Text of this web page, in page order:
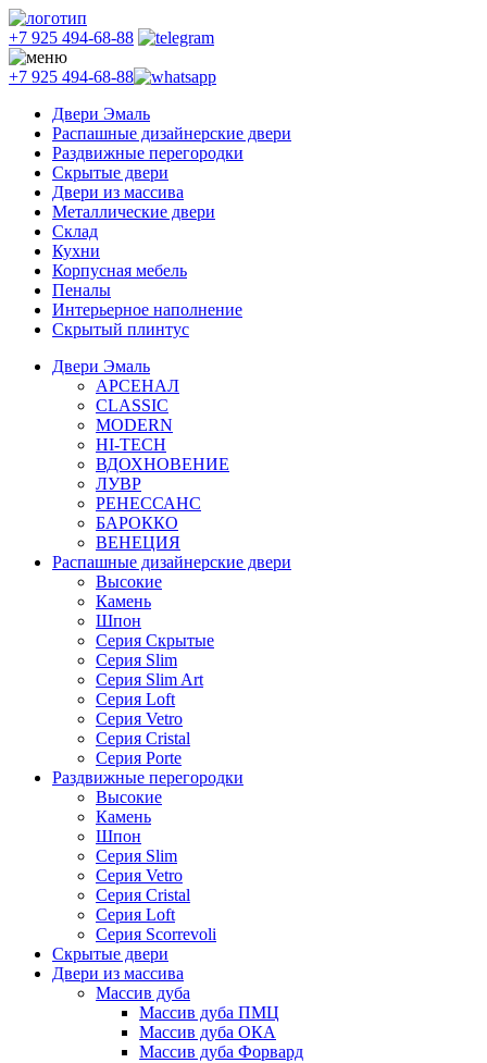
+7 925 494-68-88
+7 925 494-68-88
Двери Эмаль
Распашные дизайнерские двери
Раздвижные перегородки
Скрытые двери
Двери из массива
Металлические двери
Склад
Кухни
Корпусная мебель
Пеналы
Интерьерное наполнение
Скрытый плинтус
Двери Эмаль
АРСЕНАЛ
CLASSIC
MODERN
HI-TECH
ВДОХНОВЕНИЕ
ЛУВР
РЕНЕССАНС
БАРОККО
ВЕНЕЦИЯ
Распашные дизайнерские двери
Высокие
Камень
Шпон
Серия Скрытые
Серия Slim
Серия Slim Art
Серия Loft
Серия Vetro
Серия Cristal
Серия Porte
Раздвижные перегородки
Высокие
Камень
Шпон
Серия Slim
Серия Vetro
Серия Cristal
Серия Loft
Серия Scorrevoli
Скрытые двери
Двери из массива
Массив дуба
Массив дуба ПМЦ
Массив дуба ОКА
Массив дуба Форвард